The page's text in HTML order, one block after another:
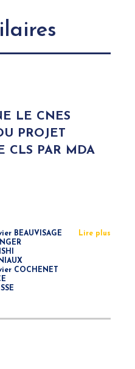
LE CNES
PROJET
CLS PAR MDA
BEAUVISAGE
COCHENET
Lire plus